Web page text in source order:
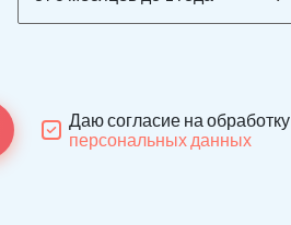
Даю согласие на обработку
персональных данных